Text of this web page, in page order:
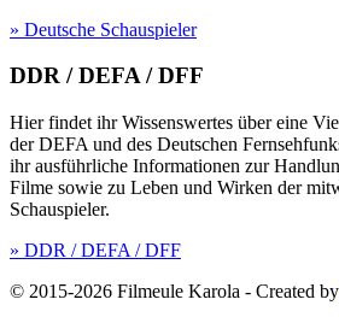
» Deutsche Schauspieler
DDR / DEFA / DFF
Hier findet ihr Wissenswertes über eine
der DEFA und des Deutschen
ihr ausführliche Informationen zur
Filme sowie zu Leben und Wirken der
Schauspieler.
» DDR / DEFA / DFF
© 2015-2026 Filmeule Karola - Created by